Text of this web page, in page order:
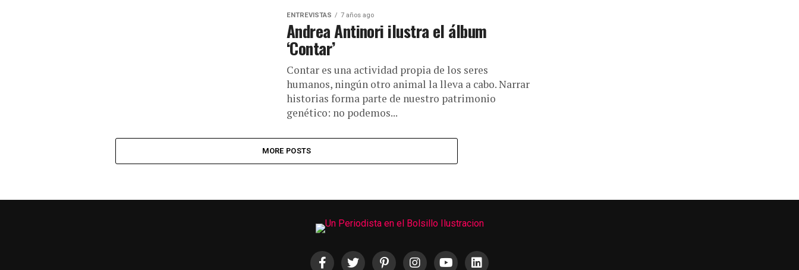
ENTREVISTAS 7 años ago
Andrea Antinori ilustra el álbum
‘Contar’
Contar es una actividad propia de los seres
humanos, ningún otro animal la lleva a cabo. Narrar
historias forma parte de nuestro patrimonio
genético: no podemos...
MORE POSTS